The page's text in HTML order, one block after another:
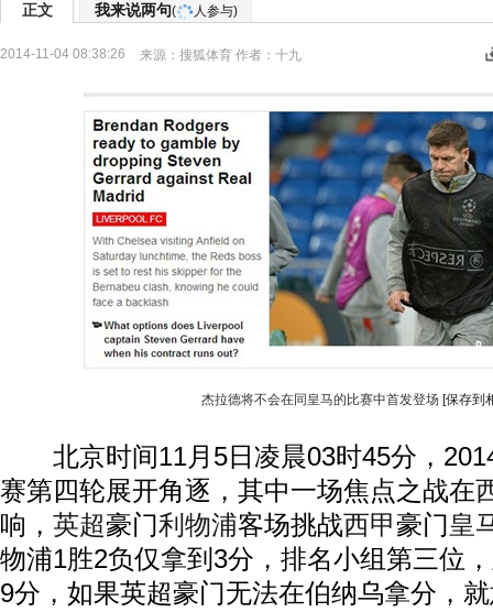
正文 我来说两句( 人参与)
2014-11-04 08:38:26 来源： 搜狐体育 作者：十九
杰拉德将不会在同皇马的比赛中首发登场 [保存到
北京时间11月5日凌晨03时45分，
赛第四轮展开角逐，其中一场焦点之战在
响， 英超豪门利物浦客场挑战西甲豪门皇
物浦1胜2负仅拿到3分，排名小组第三位
9分，如果英超豪门无法在伯纳乌拿分，